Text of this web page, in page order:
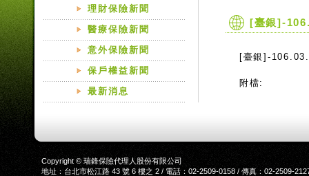
理財保險新聞
醫療保險新聞
意外保險新聞
保戶權益新聞
最新消息
[臺銀]-
[臺銀]-
附檔:
Copyright © 瑞鋒保險代理人股份有限公司
地址：台北市松江路 43 號 6 樓之 2 / 電話：02-2509-0158 / 傳真：02-2509-